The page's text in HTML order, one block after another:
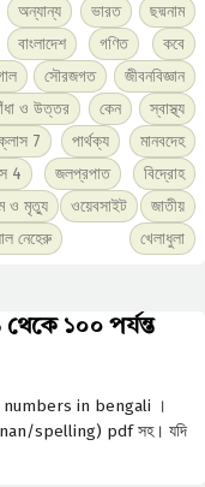
অন্যান্য ভারত
ছদ্মনাম
বাংলাদেশ গণিত
কবে
সৌরজগত
জীবনবিজ্ঞান
ও উত্তর কেন
স্বাস্থ্য
7 পার্থক্য
মানবদেহ
4 জলপ্রপাত
বিদ্রোহ
ও মৃত্যু ওয়েবসাইট
জাতীয়
নেহেরু খেলাধুলা
১০০ পর্যন্ত
numbers in bengali ।
(banan/spelling) pdf সহ। যদি